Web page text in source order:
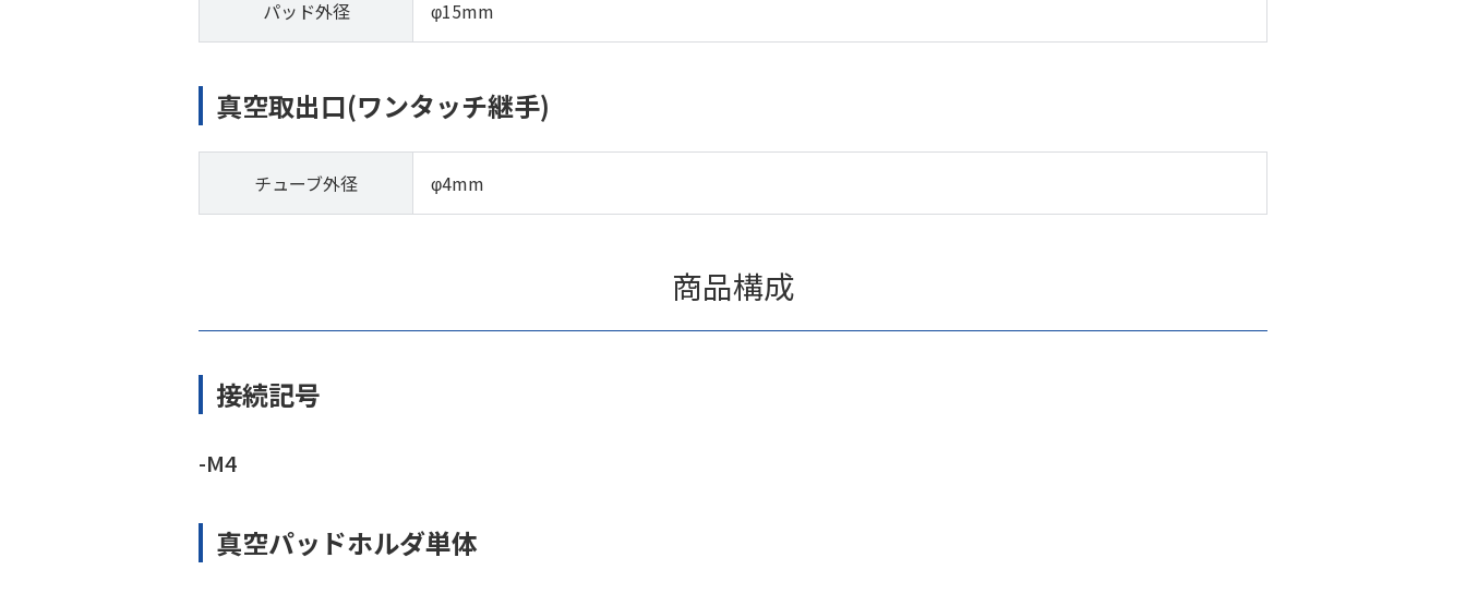
パッド外径 φ15mm
真空取出口(ワンタッチ継手)
チューブ外径 φ4mm
商品構成
接続記号
-M4
真空パッドホルダ単体